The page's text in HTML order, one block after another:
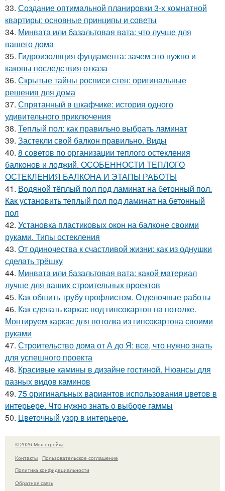
33. Создание оптимальной планировки 3-х комнатной
квартиры: основные принципы и советы
34. Минвата или базальтовая вата: что лучше для
вашего дома
35. Гидроизоляция фундамента: зачем это нужно и
каковы последствия отказа
36. Скрытые тайны росписи стен: оригинальные
решения для дома
37. Спрятанный в шкафчике: история одного
удивительного приключения
38. Теплый пол: как правильно выбрать ламинат
39. Застекли свой балкон правильно. Виды
40. 8 советов по организации теплого остекления
балконов и лоджий. ОСОБЕННОСТИ ТЕПЛОГО
ОСТЕКЛЕНИЯ БАЛКОНА И ЭТАПЫ РАБОТЫ
41. Водяной тёплый пол под ламинат на бетонный пол.
Как установить теплый пол под ламинат на бетонный
пол
42. Установка пластиковых окон на балконе своими
руками. Типы остекления
43. От одиночества к счастливой жизни: как из однушки
сделать трёшку
44. Минвата или базальтовая вата: какой материал
лучше для ваших строительных проектов
45. Как обшить трубу профлистом. Отделочные работы
46. Как сделать каркас под гипсокартон на потолке.
Монтируем каркас для потолка из гипсокартона своими
руками
47. Строительство дома от А до Я: все, что нужно знать
для успешного проекта
48. Красивые камины в дизайне гостиной. Нюансы для
разных видов каминов
49. 75 оригинальных вариантов использования цветов в
интерьере. Что нужно знать о выборе гаммы
50. Цветочный узор в интерьере.
© 2026 Моя стройка
Контакты
Пользовательское соглашение
Политика конфидециальности
Обратная связь